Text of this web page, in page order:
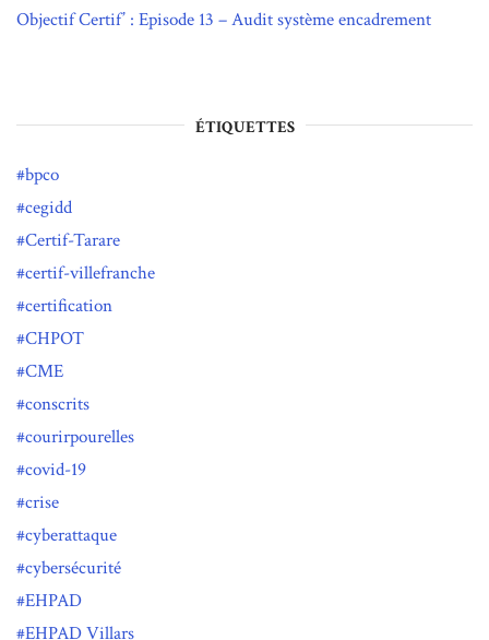
Objectif Certif’ : Episode 13 – Audit système encadrement
ÉTIQUETTES
bpco
cegidd
Certif-Tarare
certif-villefranche
certification
CHPOT
CME
conscrits
courirpourelles
covid-19
crise
cyberattaque
cybersécurité
EHPAD
EHPAD Villars